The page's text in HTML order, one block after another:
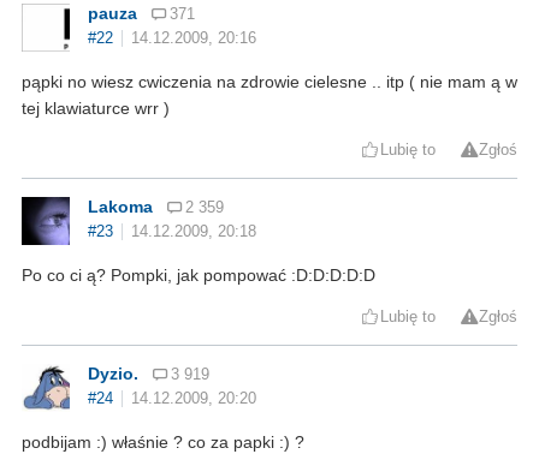
pauza
371
#22
14.12.2009, 20:16
pąpki no wiesz cwiczenia na zdrowie cielesne .. itp ( nie mam ą w
tej klawiaturce wrr )
Lubię to Zgłoś
Lakoma
2 359
#23
14.12.2009, 20:18
Po co ci ą? Pompki, jak pompować :D:D:D:D:D
Lubię to Zgłoś
Dyzio.
3 919
#24
14.12.2009, 20:20
podbijam :) właśnie ? co za papki :) ?